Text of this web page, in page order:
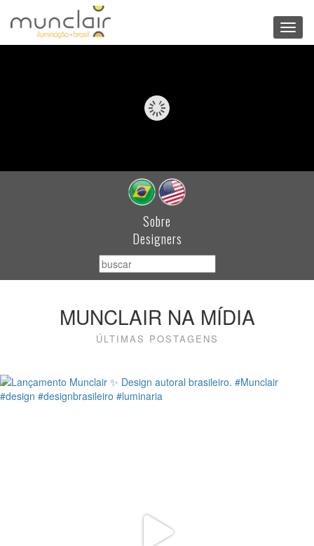
Sobre
Designers
MUNCLAIR NA MÍDIA
ÚLTIMAS POSTAGENS